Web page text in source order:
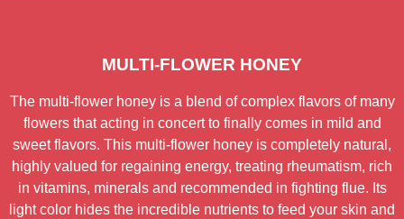
MULTI-FLOWER HONEY
The multi-flower honey is a blend of complex flavors of many
flowers that acting in concert to finally comes in mild and
sweet flavors. This multi-flower honey is completely natural,
highly valued for regaining energy, treating rheumatism, rich
in vitamins, minerals and recommended in fighting flue. Its
light color hides the incredible nutrients to feed your skin and